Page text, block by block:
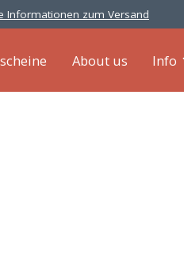
Informationen zum Versand
About us Info